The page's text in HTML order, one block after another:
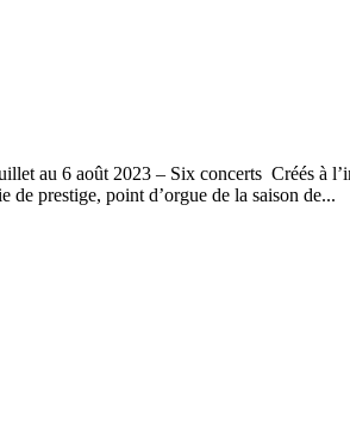
au 6 août 2023 – Six concerts Créés à
prestige, point d’orgue de la saison de...